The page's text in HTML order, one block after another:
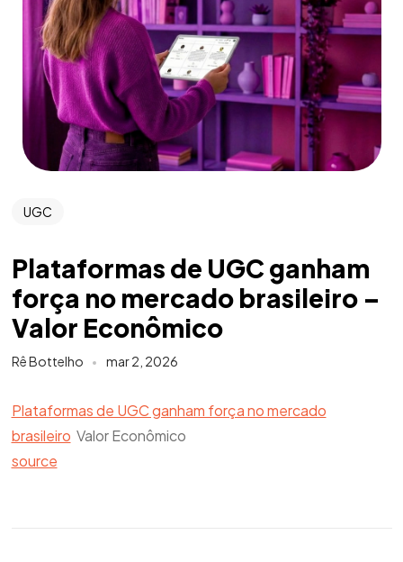
UGC
Plataformas de UGC ganham
força no mercado brasileiro –
Valor Econômico
Rê Bottelho mar 2, 2026
Plataformas de UGC ganham força no mercado
brasileiro Valor Econômico
source